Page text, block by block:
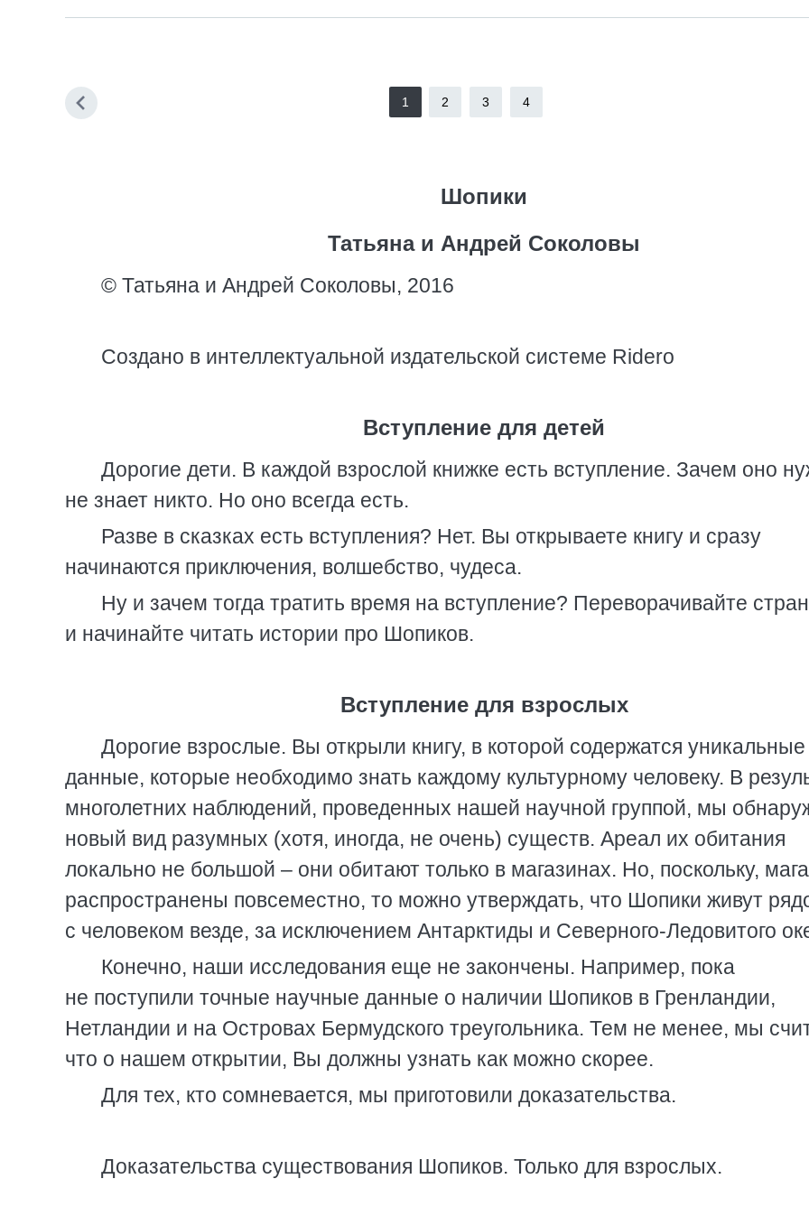
1 2 3 4
Шопики
Татьяна и Андрей Соколовы
© Татьяна и Андрей Соколовы, 2016
Создано в интеллектуальной издательской системе Ridero
Вступление для детей
Дорогие дети. В каждой взрослой книжке есть вступление. Зачем оно
не знает никто. Но оно всегда есть.
Разве в сказках есть вступления? Нет. Вы открываете книгу и сразу
начинаются приключения, волшебство, чудеса.
Ну и зачем тогда тратить время на вступление? Переворачивайте
и начинайте читать истории про Шопиков.
Вступление для взрослых
Дорогие взрослые. Вы открыли книгу, в которой содержатся уникальные
данные, которые необходимо знать каждому культурному человеку. В
многолетних наблюдений, проведенных нашей научной группой, мы
новый вид разумных (хотя, иногда, не очень) существ. Ареал их обитания
локально не большой – они обитают только в магазинах. Но, поскольку,
распространены повсеместно, то можно утверждать, что Шопики живут
с человеком везде, за исключением Антарктиды и Северного-Ледовитого
Конечно, наши исследования еще не закончены. Например, пока
не поступили точные научные данные о наличии Шопиков в Гренландии,
Нетландии и на Островах Бермудского треугольника. Тем не менее, мы
что о нашем открытии, Вы должны узнать как можно скорее.
Для тех, кто сомневается, мы приготовили доказательства.
Доказательства существования Шопиков. Только для взрослых.